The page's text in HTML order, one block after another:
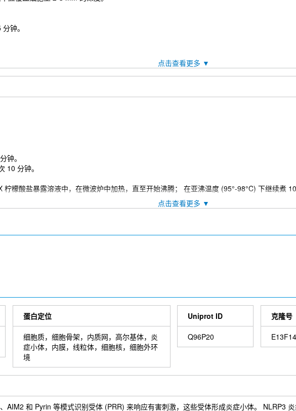
钟。
。
玻片。
夜。 如需长期保存，请将载玻片平放在 4°C 避光保存。
钟。
10 分钟。
檬酸盐暴露溶液中，在微波炉中加热，直至开始沸腾； 在亚沸温度 (95°-98°C) 下继续煮
1 小时。
每次 5 分钟。
中室温孵育 30 分钟。
测。 1-10 分钟通常可提供可接受的染色强度。
秒； 在 100% 乙醇中重复，孵育切片两次，每次 10 秒； 在二甲苯中重复，孵育切片两次
蛋白定位
细胞质，细胞骨架，内质网，高尔基体，炎
症小体，内膜，线粒体，细胞核，细胞外环
境
Uniprot ID
Q96P20
克隆号
E13F14
AIM2 和 Pyrin 等模式识别受体 (PRR) 来响应有害刺激，这些受体形成炎症小体。 NLRP3